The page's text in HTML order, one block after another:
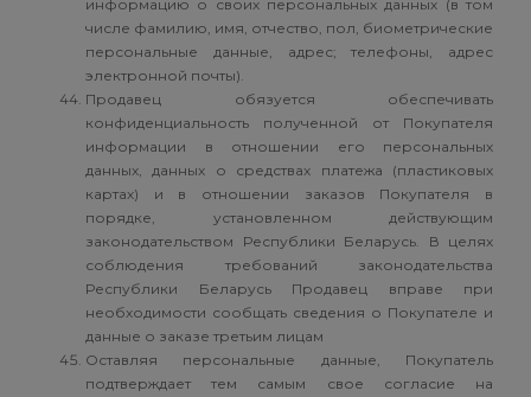
информацию о своих персональных данных (в том
числе фамилию, имя, отчество, пол, биометрические
персональные данные, адрес; телефоны, адрес
электронной почты).
Продавец обязуется обеспечивать
конфиденциальность полученной от Покупателя
информации в отношении его персональных
данных, данных о средствах платежа (пластиковых
картах) и в отношении заказов Покупателя в
порядке, установленном действующим
законодательством Республики Беларусь. В целях
соблюдения требований законодательства
Республики Беларусь Продавец вправе при
необходимости сообщать сведения о Покупателе и
данные о заказе третьим лицам
Оставляя персональные данные, Покупатель
подтверждает тем самым свое согласие на